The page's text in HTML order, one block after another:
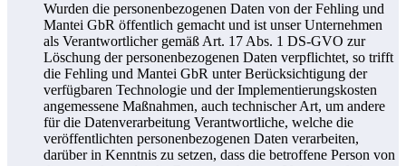
Wurden die personenbezogenen Daten von der Fehling und
Mantei GbR öffentlich gemacht und ist unser Unternehmen
als Verantwortlicher gemäß Art. 17 Abs. 1 DS-GVO zur
Löschung der personenbezogenen Daten verpflichtet, so trifft
die Fehling und Mantei GbR unter Berücksichtigung der
verfügbaren Technologie und der Implementierungskosten
angemessene Maßnahmen, auch technischer Art, um andere
für die Datenverarbeitung Verantwortliche, welche die
veröffentlichten personenbezogenen Daten verarbeiten,
darüber in Kenntnis zu setzen, dass die betroffene Person von